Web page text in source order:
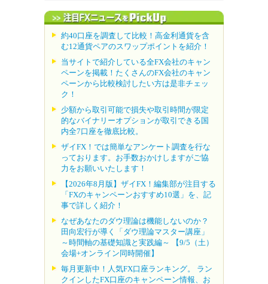
約40口座を調査して比較！高金利通貨を含
む12通貨ペアのスワップポイントを紹介！
当サイトで紹介している全FX会社のキャン
ペーンを掲載！たくさんのFX会社のキャン
ペーンから比較検討したい方は是非チェッ
ク！
少額から取引可能で損失や取引時間が限定
的なバイナリーオプションが取引できる国
内全7口座を徹底比較。
ザイFX！では簡単なアンケート調査を行な
っております。お手数おかけしますがご協
力をお願いいたします！
【2026年8月版】ザイFX！編集部が注目する
「FXのキャンペーンおすすめ10選」を、記
事で詳しく紹介！
なぜあなたのダウ理論は機能しないのか？
田向宏行が導く「ダウ理論マスター講座」
～時間軸の基礎知識と実践編～ 【9/5（土）
会場+オンライン同時開催】
毎月更新中！人気FX口座ランキング。 ラン
クインしたFX口座のキャンペーン情報、お